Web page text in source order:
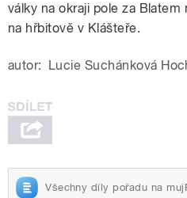
války na okraji pole za
na hřbitově v Klášteře.
autor: Lucie Suchánková
Všechny díly pořadu na